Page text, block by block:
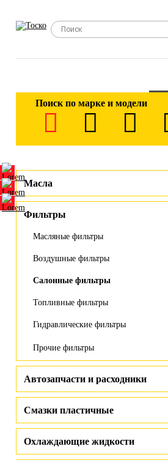
Поиск по марке и модели
Масла
Фильтры
Масляные фильтры
Воздушные фильтры
Салонные фильтры
Топливные фильтры
Гидравлические фильтры
Прочие фильтры
Автозапчасти и расходники
Смазки пластичные
Охлаждающие жидкости